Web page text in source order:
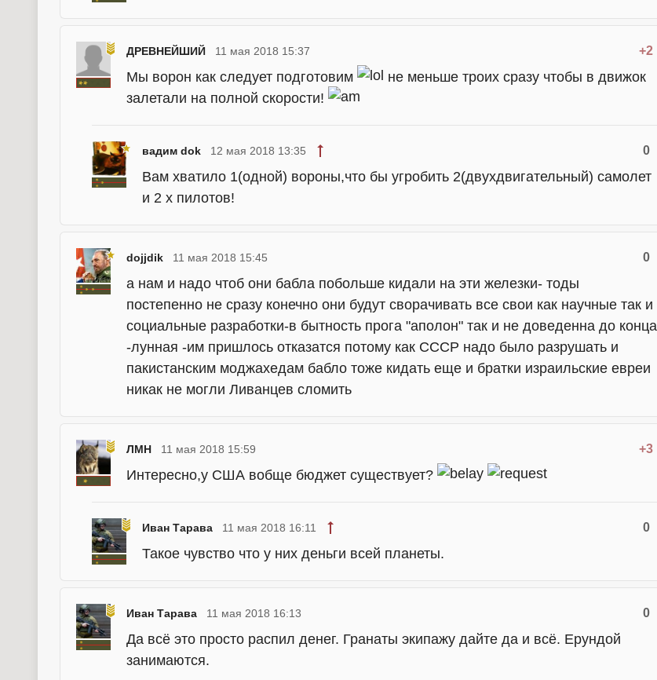
ДРЕВНЕЙШИЙ +2
11 мая 2018 15:37
Мы ворон как следует подготовим
не меньше троих сразу чтобы в движок
залетали на полной скорости!
вадим dok 0
12 мая 2018 13:35
Вам хватило 1(одной) вороны,что бы угробить 2(двухдвигательный) самолет
и 2 х пилотов!
dojjdik 0
11 мая 2018 15:45
а нам и надо чтоб они бабла побольше кидали на эти железки- тоды
постепенно не сразу конечно они будут сворачивать все свои как научные так и
социальные разработки-в бытность прога "аполон" так и не доведенна до конца
-лунная -им пришлось отказатся потому как СССР надо было разрушать и
пакистанским моджахедам бабло тоже кидать еще и братки израильские евреи
никак не могли Ливанцев сломить
ЛМН +3
11 мая 2018 15:59
Интересно,у США вобще бюджет существует?
Иван Тарава 0
11 мая 2018 16:11
Такое чувство что у них деньги всей планеты.
Иван Тарава 0
11 мая 2018 16:13
Да всё это просто распил денег. Гранаты экипажу дайте да и всё. Ерундой
занимаются.